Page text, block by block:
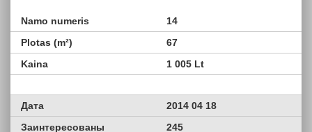
Namo numeris
14
Plotas (m²)
67
Kaina
1 005 Lt
Дата
2014 04 18
Заинтересованы
245